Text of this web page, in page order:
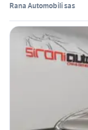
Rana Automobili sas